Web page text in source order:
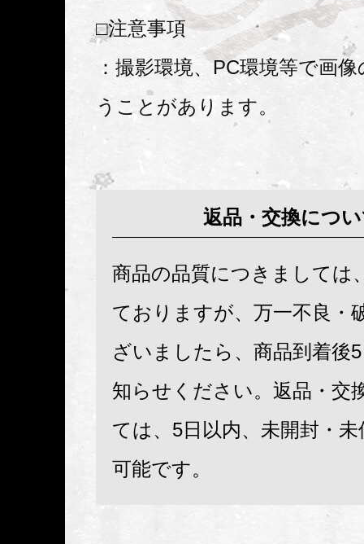
□注意事項
：撮影環境、PC環境等で画
うことがあります。
返品・交換につ
商品の品質につきましては
ておりますが、万一不良・
ざいましたら、商品到着後
知らせください。返品・交
ては、5日以内、未開封・
可能です。